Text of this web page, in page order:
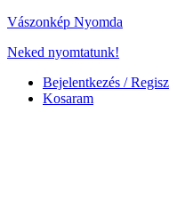
Vászonkép Nyomda
Neked nyomtatunk!
Bejelentkezés /
Kosaram